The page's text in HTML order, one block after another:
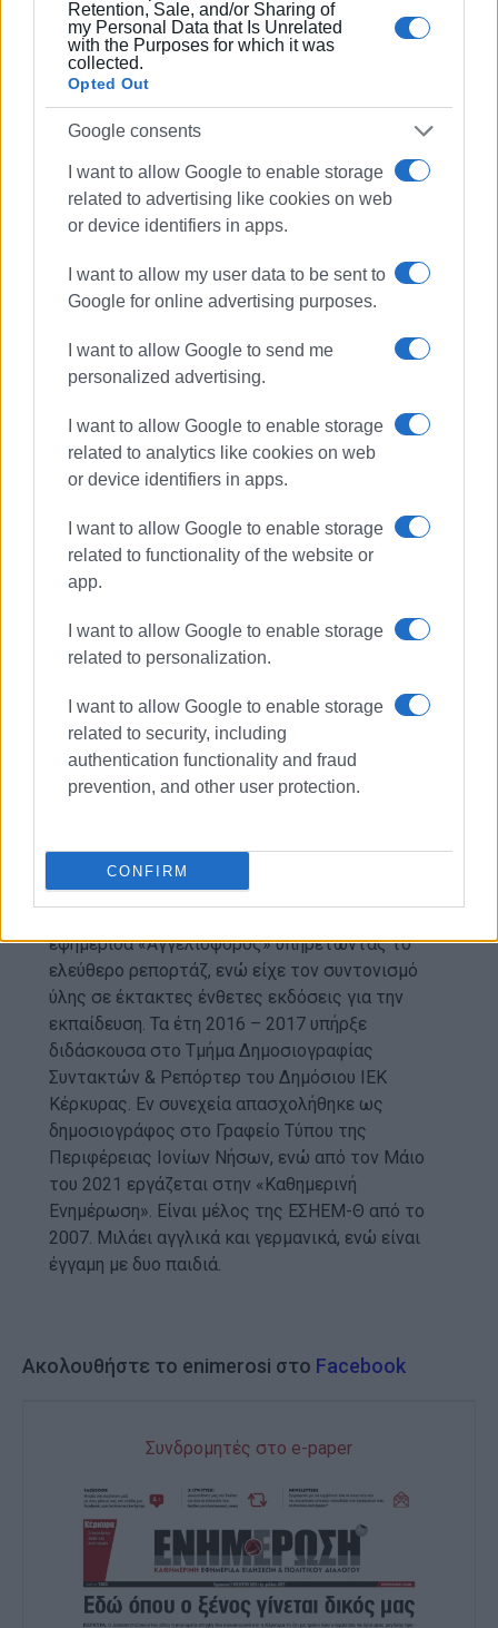
Retention, Sale, and/or Sharing of
my Personal Data that Is Unrelated
with the Purposes for which it was
collected.
Opted Out
Google consents
I want to allow Google to enable storage
related to advertising like cookies on web
or device identifiers in apps.
I want to allow my user data to be sent to
Google for online advertising purposes.
I want to allow Google to send me
personalized advertising.
I want to allow Google to enable storage
related to analytics like cookies on web
or device identifiers in apps.
I want to allow Google to enable storage
related to functionality of the website or
app.
I want to allow Google to enable storage
related to personalization.
I want to allow Google to enable storage
related to security, including
authentication functionality and fraud
prevention, and other user protection.
CONFIRM
θα πορευτούν με ένα νέο πρόσωπο στο τιμόνι της
ΠΕΔΙΝ.
Εκλογές και στην ΕΝΠΕ, ΚΕΔΕ
Στο μεταξύ, σύμφωνα με την σχετική εγκύκλιο του
ΥΠΕΣ θα πρέπει να διεξαχθούν μέχρι τις 28
Φεβρουαρίου οι εκλογές για το νέο ΔΣ της Κεντρικής
Ένωσης Δήμων Ελλάδας (ΚΕΔΕ), ενώ την Δευτέρα 12
Φεβρουαρίου θα πραγματοποιηθούν στην Αθήνα, στο
εκλογή του νέου ΔΣ της Ένωσης Περιφερειών Ελλάδας
(ΕΝΠΕ).
ΦΩΤΟ ΑΡΧΕΙΟΥ
ΜΑΡΙΑ ΜΠΑΖΔΡΙΓΙΑΝΝΗ
Η Μαρία Μπαζδριγιάννη γεννήθηκε και μεγάλωσε
Πανεπιστημίου Θεσσαλονίκης. Εργάστηκε ως
δημοσιογράφος αρχικά σε περιοδικά της
εφημερίδα «Αγγελιοφόρος» υπηρετώντας το
ελεύθερο ρεπορτάζ, ενώ είχε τον συντονισμό
ύλης σε έκτακτες ένθετες εκδόσεις για την
εκπαίδευση. Τα έτη 2016 – 2017 υπήρξε
διδάσκουσα στο Τμήμα Δημοσιογραφίας
Συντακτών & Ρεπόρτερ του Δημόσιου ΙΕΚ
Κέρκυρας. Εν συνεχεία απασχολήθηκε ως
δημοσιογράφος στο Γραφείο Τύπου της
Περιφέρειας Ιονίων Νήσων, ενώ από τον Μάιο
του 2021 εργάζεται στην «Καθημερινή
Ενημέρωση». Είναι μέλος της ΕΣΗΕΜ-Θ από το
2007. Μιλάει αγγλικά και γερμανικά, ενώ είναι
έγγαμη με δυο παιδιά.
Ακολουθήστε το enimerosi στο Facebook
Συνδρομητές στο e-paper